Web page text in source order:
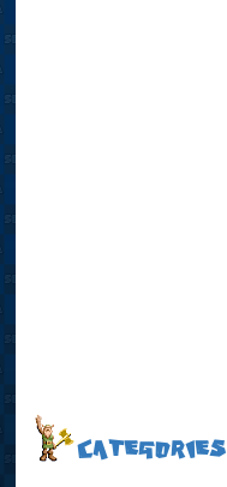
CATEGORIES